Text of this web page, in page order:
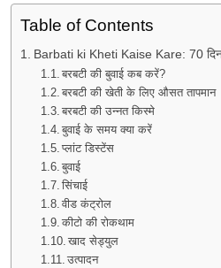
Table of Contents
Barbati ki Kheti Kaise Kare: 70
बरबटी की बुवाई कब करें?
बरबटी की खेती के लिए औसत तापमान
बरबटी की उन्नत किस्मे
बुवाई के समय क्या करें
प्लांट डिस्टेंस
बुवाई
सिंचाई
वीड कंट्रोल
कीटो की रोकथाम
खाद सेड्युल
उत्पादन